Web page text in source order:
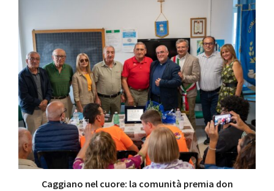
Caggiano nel cuore: la comunità premia don